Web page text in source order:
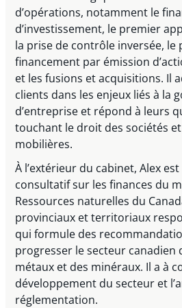
d’opérations, notamment le
d’investissement, le premier
la prise de contrôle inversée, le
financement par émission
et les fusions et acquisitions. Il
clients dans les enjeux liés à la
d’entreprise et répond à leurs
touchant le droit des sociétés
mobilières.
À l’extérieur du cabinet, Alex
consultatif sur les finances du
Ressources naturelles du
provinciaux et territoriaux
qui formule des
progresser le secteur canadien
métaux et des minéraux. Il a à
développement du secteur et
réglementation.